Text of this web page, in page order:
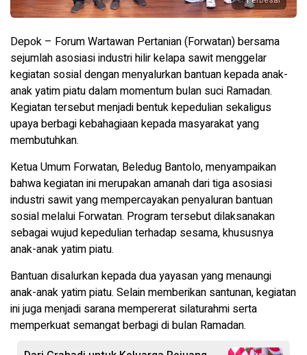
Depok – Forum Wartawan Pertanian (Forwatan) bersama
sejumlah asosiasi industri hilir kelapa sawit menggelar
kegiatan sosial dengan menyalurkan bantuan kepada anak-
anak yatim piatu dalam momentum bulan suci Ramadan.
Kegiatan tersebut menjadi bentuk kepedulian sekaligus
upaya berbagi kebahagiaan kepada masyarakat yang
membutuhkan.
Ketua Umum Forwatan, Beledug Bantolo, menyampaikan
bahwa kegiatan ini merupakan amanah dari tiga asosiasi
industri sawit yang mempercayakan penyaluran bantuan
sosial melalui Forwatan. Program tersebut dilaksanakan
sebagai wujud kepedulian terhadap sesama, khususnya
anak-anak yatim piatu.
Bantuan disalurkan kepada dua yayasan yang menaungi
anak-anak yatim piatu. Selain memberikan santunan, kegiatan
ini juga menjadi sarana mempererat silaturahmi serta
memperkuat semangat berbagi di bulan Ramadan.